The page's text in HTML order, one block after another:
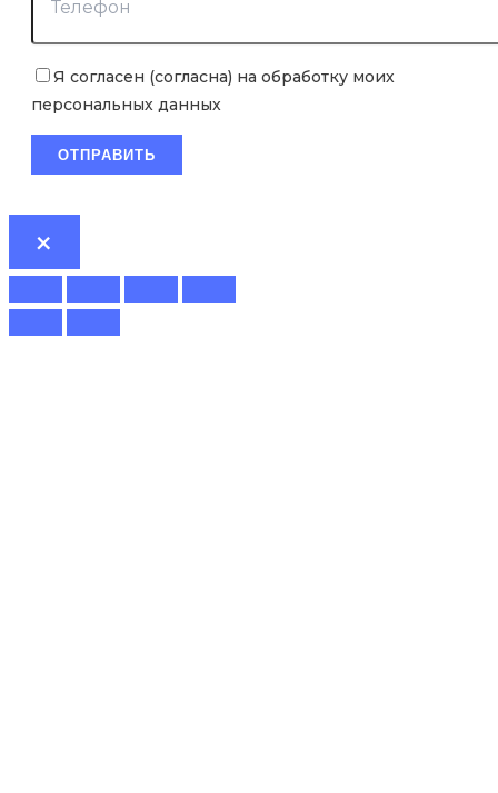
Я согласен (согласна) на обработку моих
персональных данных
×